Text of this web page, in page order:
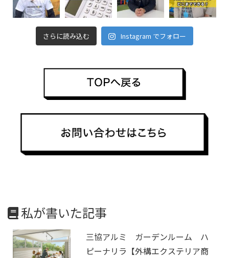
さらに読み込む Instagram でフォロー
私が書いた記事
三協アルミ ガーデンルーム ハ
ピーナリラ【外構エクステリア商